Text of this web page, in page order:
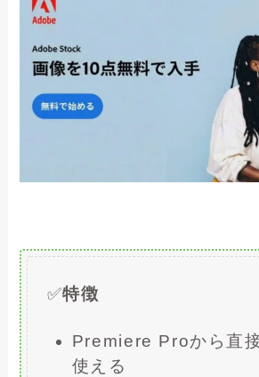
✅特徴
Premiere Proから直
使える